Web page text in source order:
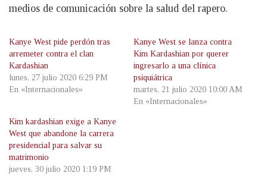
medios de comunicación sobre la salud del rapero.
Kanye West pide perdón tras
arremeter contra el clan
Kardashian
lunes, 27 julio 2020 6:29 PM
En «Internacionales»
Kanye West se lanza contra
Kim Kardashian por querer
ingresarlo a una clínica
psiquiátrica
martes, 21 julio 2020 10:00 AM
En «Internacionales»
Kim kardashian exige a Kanye
West que abandone la carrera
presidencial para salvar su
matrimonio
jueves, 30 julio 2020 1:19 PM